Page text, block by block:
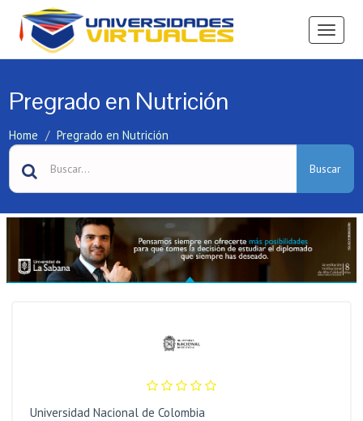
Ver
Pregrado en Nutrición
Home Pregrado en Nutrición
Buscar
Universidad Nacional de Colombia